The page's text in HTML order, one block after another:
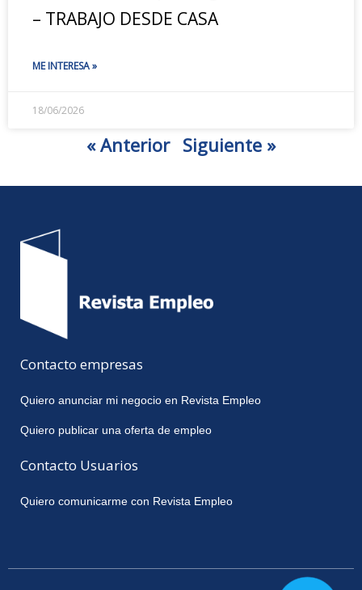
– TRABAJO DESDE CASA
ME INTERESA »
18/06/2026
« Anterior Siguiente »
Contacto empresas
Quiero anunciar mi negocio en Revista Empleo
Quiero publicar una oferta de empleo
Contacto Usuarios
Quiero comunicarme con Revista Empleo